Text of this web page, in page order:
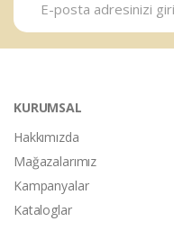
KURUMSAL
Hakkımızda
Mağazalarımız
Kampanyalar
Kataloglar